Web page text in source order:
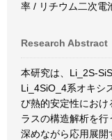
率 / リチウム二次電
Research Abstract
本研究は、Li_2S-
Li_4SiO_4系オキシ
び熱的安定性にお
ラスの構造解析を
深めながら応用展